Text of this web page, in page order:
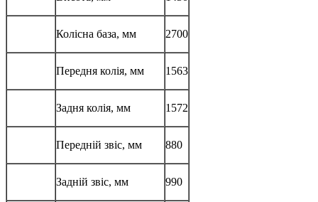
Колісна база, мм 2700
Передня колія, мм 1563
Задня колія, мм 1572
Передній звіс, мм 880
Задній звіс, мм 990